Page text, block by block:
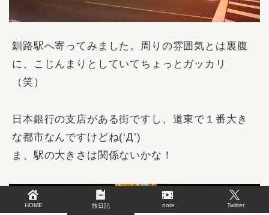
釧路駅へ寄ってみました。周りの雰囲気とは裏腹
に、こじんまりとしていてちょっとガッカリ
（笑）
日本銀行の支店がある街ですし、道東で１番大き
な都市なんですけどね(‘Д’)
ま、駅の大きさは関係ないかな！
HOME 旅日記 note Twitter